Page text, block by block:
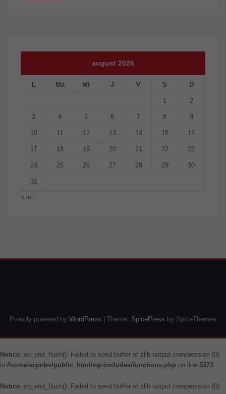
august 2026
L Ma Mi J V S D
1 2
3 4 5 6 7 8 9
10 11 12 13 14 15 16
17 18 19 20 21 22 23
24 25 26 27 28 29 30
31
« iul.
Proudly powered by WordPress | Theme: SpicePress by SpiceThemes
Notice: ob_end_flush(): Failed to send buffer of zlib output compression (0)
in /home/scpnbv/public_html/wp-includes/functions.php on line 5373
Notice: ob_end_flush(): Failed to send buffer of zlib output compression (0)